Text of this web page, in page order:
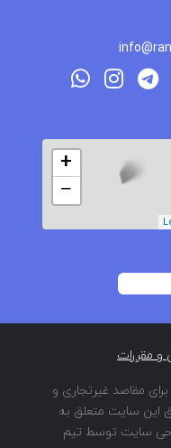
+
−
و مقررات
مقاصد غیرتجاری و
این سایت متعلق به
سایت توسط تیم